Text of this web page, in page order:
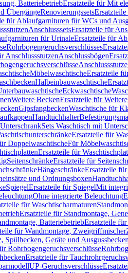
BatteriebetriebErsatzteile für Mit
ÜbergängeRenovierungssets
für Ablaufgarnituren für WCs und
AnschlusssetsErsatzteile für
für UrinaleErsatzteile für
Rohrbogengeruchsverschlüsses
AnschlussstutzenAnschlussbögen
MöbelwaschtischeErsatzteile
Halbeinbauwaschtische
Eckwaschtische
Weitere BeckenErsatzteile für
GipsfangbeckenWaschtische für
Handtuchhalter
Sets Waschtisch mit
Ersatzteile für
DoppelwaschtischeFür
Ersatzteile für
SeitenschränkeErsatzteile für
HängeschränkeErsatzteile
und Ordnungsboxen
SpiegelErsatzteile für SpiegelMit
Ohne integrierte Beleuchtung
für Waschtischarmaturen
Ersatzteile für Standmontage,
BatteriebetriebErsatzteile
für Wandmontage, Zweigriffmischer
Spülbecken, Geräte und Ausgussbecken
Rohrbogengeruchsverschlüsse
Ersatzteile für
UP-Geruchsverschlüsse